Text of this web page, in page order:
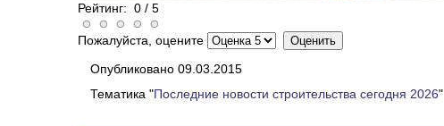
Рейтинг: 0 / 5
Пожалуйста, оцените
Опубликовано 09.03.2015
Тематика "Последние новости строительства сегодня 2026"